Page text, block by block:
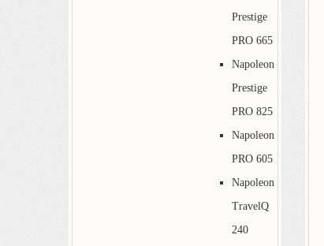
Prestige
PRO 665
Napoleon
Prestige
PRO 825
Napoleon
PRO 605
Napoleon
TravelQ
240